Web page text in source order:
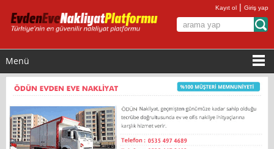
Kayıt ol |Giriş yap
Menü